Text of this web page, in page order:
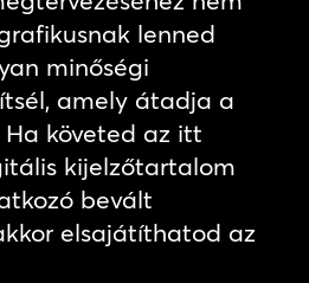
lenned
minőségi
amely átadja a
követed az itt
kijelzőtartalom
bevált
elsajátíthatod az